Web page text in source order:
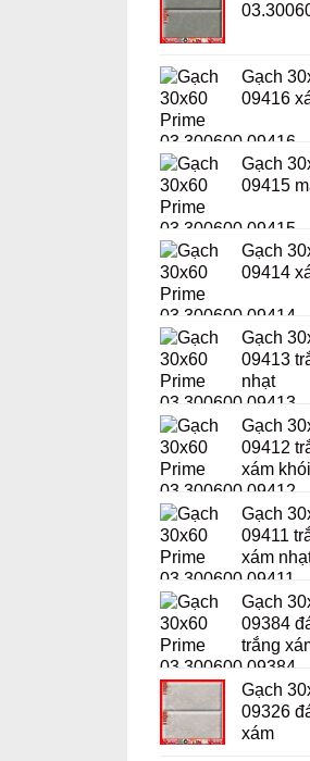
Gạch
09416
Gạch
09415
Gạch
09414
Gạch
09413
nhạt
Gạch
09412
xám khói
Gạch
09411
xám
Gạch
09384
trắng
Gạch
09326
xám